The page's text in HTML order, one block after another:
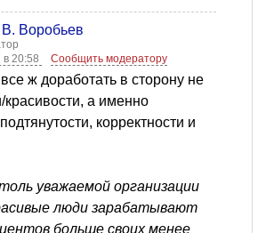
Воробьев
в 20:58
Сообщить модератору
ж доработать в сторону не
красивости, а именно
корректности и
уважаемой организации
люди зарабатывают
больше своих менее